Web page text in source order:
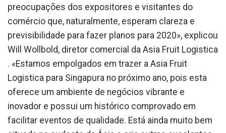
preocupações dos expositores e visitantes do
comércio que, naturalmente, esperam clareza e
previsibilidade para fazer planos para 2020», explicou
Will Wollbold, diretor comercial da Asia Fruit Logistica
. «Estamos empolgados em trazer a Asia Fruit
Logistica para Singapura no próximo ano, pois esta
oferece um ambiente de negócios vibrante e
inovador e possui um histórico comprovado em
facilitar eventos de qualidade. Está ainda muito bem